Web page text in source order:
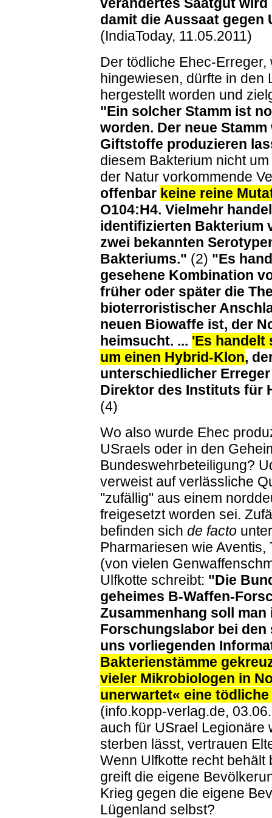
damit die Aussaat
(IndiaToday, 11.05.2011)
Der tödliche Ehec-
hingewiesen, dürfte in den
hergestellt worden und
"Ein solcher Stamm ist
worden. Der neue
Giftstoffe produzieren
diesem Bakterium nicht
der Natur vorkommende
offenbar keine reine
O104:H4. Vielmehr
identifizierten Bakterium
zwei bekannten
Bakteriums." (2) "Es
gesehene Kombination
früher oder später die
bioterroristischer
neuen Biowaffe ist, der
heimsucht. ... 'Es handelt
um einen Hybrid-Klon,
unterschiedlicher
Direktor des Instituts für
(4)
Wo also wurde Ehec
USraels oder in den
Bundeswehrbeteiligung?
verweist auf verlässliche
"zufällig" aus einem
freigesetzt worden sei.
befinden sich de facto
Pharmariesen wie
(von vielen
Ulfkotte schreibt: "Die
geheimes B-Waffen-
Zusammenhang soll
Forschungslabor bei
uns vorliegenden
Bakterienstämme
vieler Mikrobiologen in
unerwartet« eine
(info.kopp-verlag.de,
auch für USrael Legionäre
sterben lässt, vertrauen
Wenn Ulfkotte recht
greift die eigene
Krieg gegen die eigene
Lügenland selbst?